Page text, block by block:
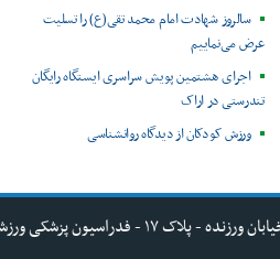
سالروز شهادت امام محمد تقی(ع) را تسلیت
عرض می‌نماییم
اجرای هشتمین پویش سراسری ایستگاه رایگان
تندرستی در اراک
ورزش کودکان از دیدگاه روانشناسی
۱۷ - فدراسیون پزشکی ورزشی